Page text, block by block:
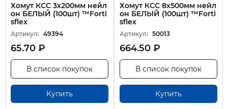
Хомут КСС 3х200мм нейл
он БЕЛЫЙ (100шт) ™Forti
sflex
Артикул: 49394
65.70 ₽
Купить
В список покупок
Хомут КСС 8х500мм нейл
он БЕЛЫЙ (100шт) ™Forti
sflex
Артикул: 50013
664.50 ₽
Купить
В список покупок